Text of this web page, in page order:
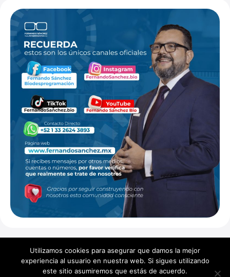
Copyright ©2026Fernando Sánchez. Todos los derechos
Utilizamos cookies para asegurar que damos la mejor
experiencia al usuario en nuestra web. Si sigues utilizando
este sitio asumiremos que estás de acuerdo.